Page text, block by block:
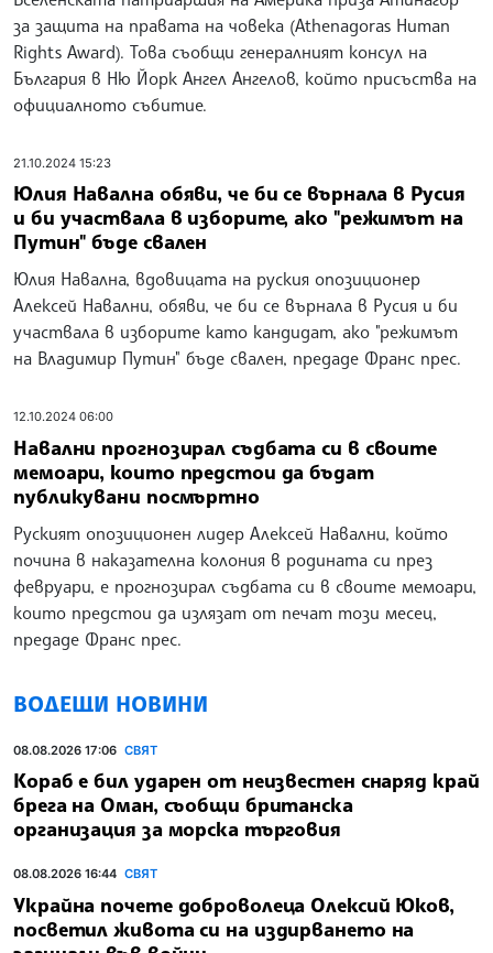
за защита на правата на човека (Athenagoras Human
Rights Award). Това съобщи генералният консул на
България в Ню Йорк Ангел Ангелов, който присъства на
официалното събитие.
21.10.2024 15:23
Юлия Навална обяви, че би се върнала в Русия
и би участвала в изборите, ако "режимът на
Путин" бъде свален
Юлия Навална, вдовицата на руския опозиционер
Алексей Навални, обяви, че би се върнала в Русия и би
участвала в изборите като кандидат, ако "режимът
на Владимир Путин" бъде свален, предаде Франс прес.
12.10.2024 06:00
Навални прогнозирал съдбата си в своите
мемоари, които предстои да бъдат
публикувани посмъртно
Руският опозиционен лидер Алексей Навални, който
почина в наказателна колония в родината си през
февруари, е прогнозирал съдбата си в своите мемоари,
които предстои да излязат от печат този месец,
предаде Франс прес.
ВОДЕЩИ НОВИНИ
08.08.2026 17:06 СВЯТ
Кораб е бил ударен от неизвестен снаряд край
брега на Оман, съобщи британска
организация за морска търговия
08.08.2026 16:44 СВЯТ
Украйна почете доброволеца Олексий Юков,
посветил живота си на издирването на